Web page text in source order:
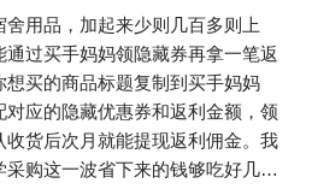
用品，加起来少则几百多则上
过买手妈妈领隐藏券再拿一笔返
买的商品标题复制到买手妈妈
应的隐藏优惠券和返利金额，领
货后次月就能提现返利佣金。我
采购这一波省下来的钱够吃好几…